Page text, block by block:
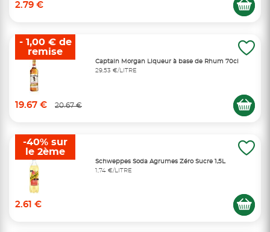
2.79 €
Captain Morgan Liqueur à base de Rhum 70cl
29,53 €/LITRE
19.67 € 20.67 €
- 1,00 € de
remise
Schweppes Soda Agrumes Zéro Sucre 1,5L
1,74 €/LITRE
2.61 €
-40% sur
le 2ème